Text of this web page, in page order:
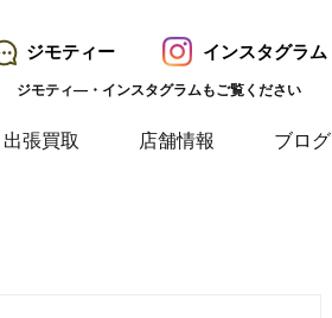
ジモティー インスタグラム
ジモティ―・インスタグラムもご覧ください
出張買取 店舗情報 ブログ